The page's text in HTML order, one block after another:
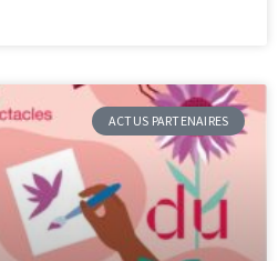
ACTUS PARTENAIRES